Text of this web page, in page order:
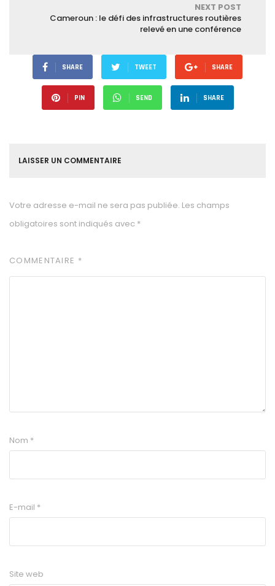
NEXT POST
Cameroun : le défi des infrastructures routières
relevé en une conférence
SHARE TWEET SHARE
PIN SEND SHARE
LAISSER UN COMMENTAIRE
Votre adresse e-mail ne sera pas publiée. Les champs
obligatoires sont indiqués avec *
COMMENTAIRE *
Nom *
E-mail *
Site web